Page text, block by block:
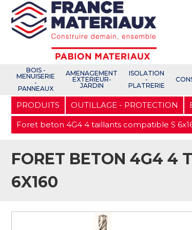
Aller
contenu
principal
BOIS -
MENUISERIE
-
PANNEAUX
AMENAGEMENT
EXTERIEUR-
JARDIN
ISOLATION
-
PLATRERIE
PRODUITS OUTILLAGE - PROTECTION
Foret beton 4G4 4 taillants compatible S
FORET BETON 4G4 4
6X160